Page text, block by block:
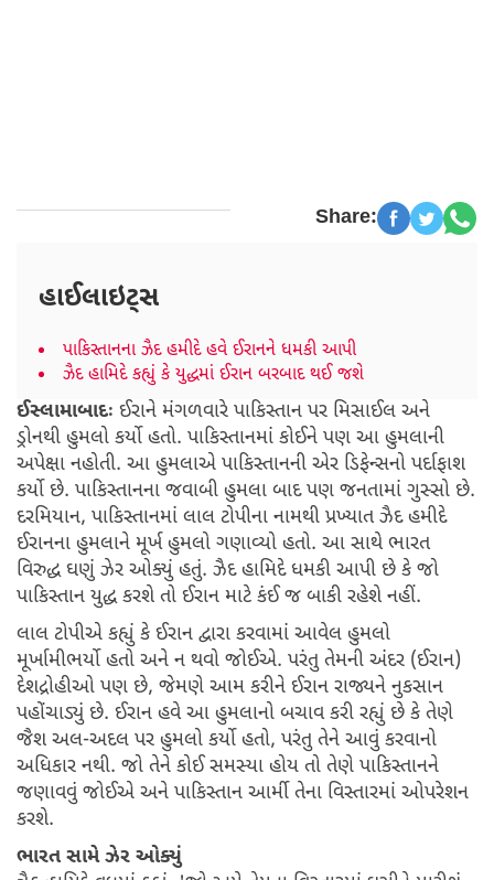
Share:
હાઈલાઇટ્સ
પાકિસ્તાનના ઝૈદ હમીદે હવે ઈરાનને ધમકી આપી
ઝૈદ હામિદે કહ્યું કે યુદ્ધમાં ઈરાન બરબાદ થઈ જશે
ઈસ્લામાબાદઃ ઈરાને મંગળવારે પાકિસ્તાન પર મિસાઈલ અને
ડ્રોનથી હુમલો કર્યો હતો. પાકિસ્તાનમાં કોઈને પણ આ હુમલાની
અપેક્ષા નહોતી. આ હુમલાએ પાકિસ્તાનની એર ડિફેન્સનો પર્દાફાશ
કર્યો છે. પાકિસ્તાનના જવાબી હુમલા બાદ પણ જનતામાં ગુસ્સો છે.
દરમિયાન, પાકિસ્તાનમાં લાલ ટોપીના નામથી પ્રખ્યાત ઝૈદ હમીદે
ઈરાનના હુમલાને મૂર્ખ હુમલો ગણાવ્યો હતો. આ સાથે ભારત
વિરુદ્ધ ઘણું ઝેર ઓક્યું હતું. ઝૈદ હામિદે ધમકી આપી છે કે જો
પાકિસ્તાન યુદ્ધ કરશે તો ઈરાન માટે કંઈ જ બાકી રહેશે નહીં.
લાલ ટોપીએ કહ્યું કે ઈરાન દ્વારા કરવામાં આવેલ હુમલો
મૂર્ખામીભર્યો હતો અને ન થવો જોઈએ. પરંતુ તેમની અંદર (ઈરાન)
દેશદ્રોહીઓ પણ છે, જેમણે આમ કરીને ઈરાન રાજ્યને નુકસાન
પહોંચાડ્યું છે. ઈરાન હવે આ હુમલાનો બચાવ કરી રહ્યું છે કે તેણે
જૈશ અલ-અદલ પર હુમલો કર્યો હતો, પરંતુ તેને આવું કરવાનો
અધિકાર નથી. જો તેને કોઈ સમસ્યા હોય તો તેણે પાકિસ્તાનને
જણાવવું જોઈએ અને પાકિસ્તાન આર્મી તેના વિસ્તારમાં ઓપરેશન
કરશે.
ભારત સામે ઝેર ઓક્યું